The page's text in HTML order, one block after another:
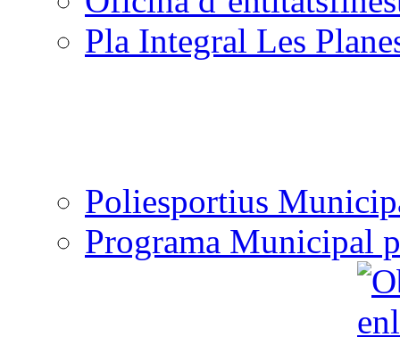
Pla Integral Les
Poliesportius
Programa Municipal